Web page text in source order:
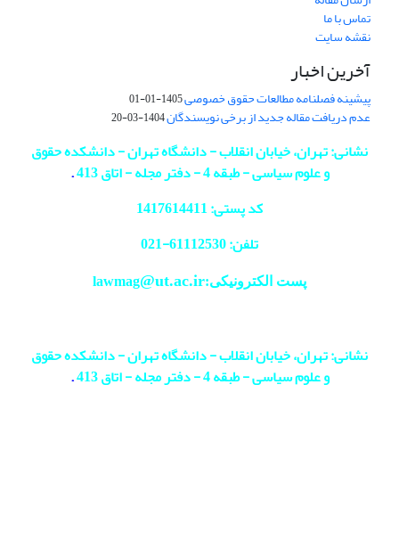
تماس با ما
نقشه سایت
آخرین اخبار
پیشینه فصلنامه مطالعات حقوق خصوصی1405-01-01
عدم دریافت مقاله جدید از برخی نویسندگان1404-03-20
نشانی: تهران، خیابان انقلاب - دانشگاه تهران - دانشکده حقوق
و علوم سیاسی - طبقه 4 - دفتر مجله - اتاق 413
.
کد پستی: 1417614411
تلفن: 61112530-
021
پست الکترونیکی:lawmag@ut.ac.ir
نشانی: تهران، خیابان انقلاب - دانشگاه تهران - دانشکده حقوق
و علوم سیاسی - طبقه 4 - دفتر مجله - اتاق 413
.